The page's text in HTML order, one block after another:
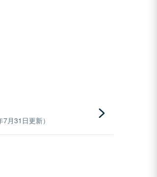
月31日更新）